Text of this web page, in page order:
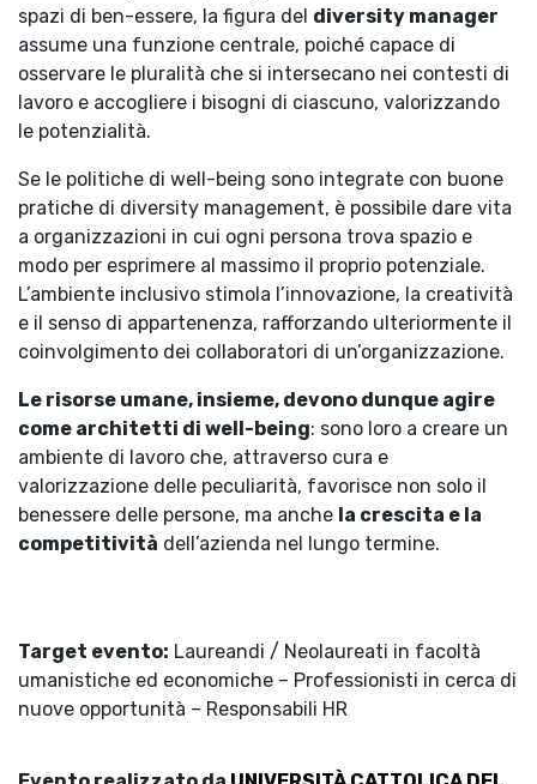
spazi di ben-essere, la figura del diversity manager
assume una funzione centrale, poiché capace di
osservare le pluralità che si intersecano nei contesti di
lavoro e accogliere i bisogni di ciascuno, valorizzando
le potenzialità.
Se le politiche di well-being sono integrate con buone
pratiche di diversity management, è possibile dare vita
a organizzazioni in cui ogni persona trova spazio e
modo per esprimere al massimo il proprio potenziale.
L’ambiente inclusivo stimola l’innovazione, la creatività
e il senso di appartenenza, rafforzando ulteriormente il
coinvolgimento dei collaboratori di un’organizzazione.
Le risorse umane, insieme, devono dunque agire
come architetti di well-being: sono loro a creare un
ambiente di lavoro che, attraverso cura e
valorizzazione delle peculiarità, favorisce non solo il
benessere delle persone, ma anche la crescita e la
competitività dell’azienda nel lungo termine.
Target evento: Laureandi / Neolaureati in facoltà
umanistiche ed economiche – Professionisti in cerca di
nuove opportunità – Responsabili HR